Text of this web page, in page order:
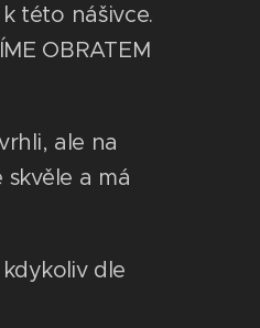
této nášivce.
OBRATEM
ale na
a má
dle